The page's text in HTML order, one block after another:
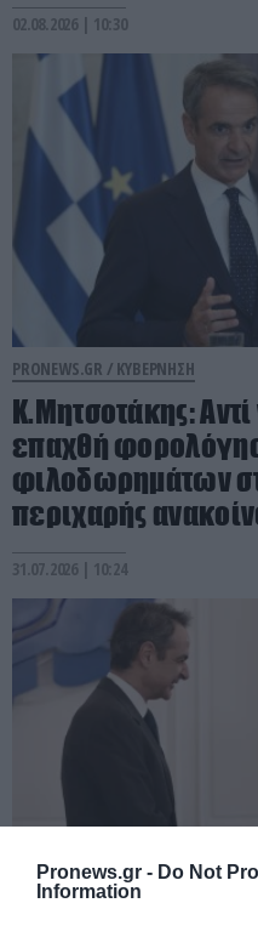
Pronews.gr - Do Not
Information
02.08.2026 | 10:30
PRONEWS.GR / ΚΥΒΕΡΝΗΣΗ
Κ.Μητσοτάκης:
επαχθή
φιλοδωρημάτων
περιχαρής
31.07.2026 | 10:24